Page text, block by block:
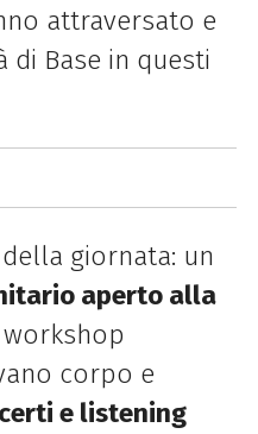
attraversato e
Base in questi
giornata: un
aperto alla
corpo e
e listening